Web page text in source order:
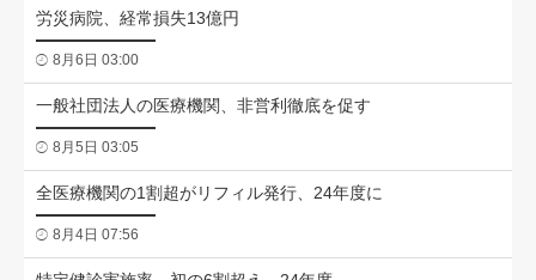
労災病院、経常損失13億円
8月6日 03:00
一般社団法人の医療機関、非営利徹底を促す
8月5日 03:05
全医療機関の1割超がリフィル発行、24年度に
8月4日 07:56